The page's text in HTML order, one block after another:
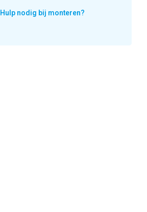
Hulp nodig bij monteren?